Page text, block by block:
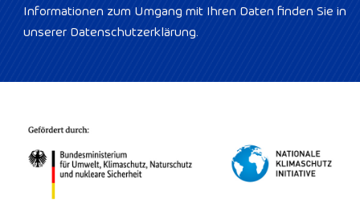
Informationen zum Umgang mit Ihren Daten finden Sie in
unserer Datenschutzerklärung.